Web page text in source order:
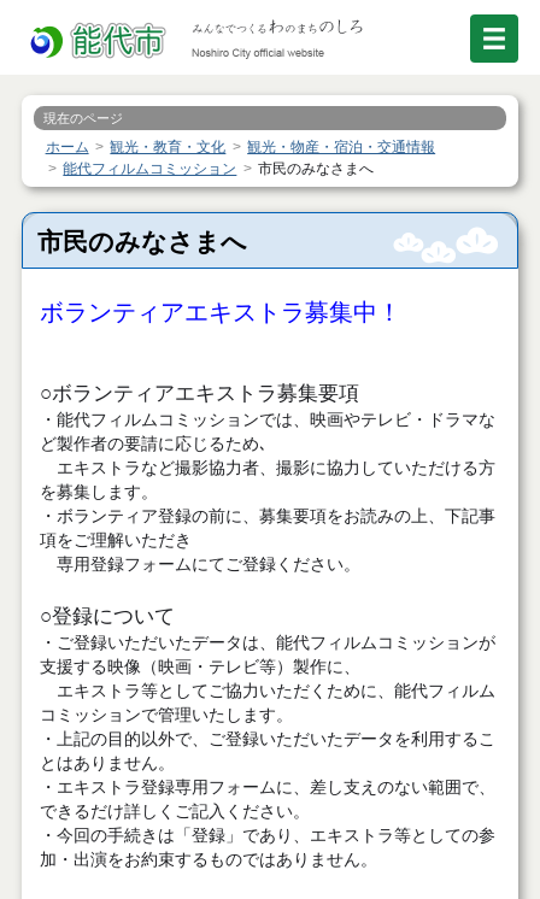
現在のページ
ホーム 観光・教育・文化
観光・物産・宿泊・交通情報
能代フィルムコミッション
市民のみなさまへ
市民のみなさまへ
ボランティアエキストラ募集中！
○ボランティアエキストラ募集要項
・能代フィルムコミッションでは、映画やテレビ・ドラマな
ど製作者の要請に応じるため､
エキストラなど撮影協力者、撮影に協力していただける方
を募集します。
・ボランティア登録の前に、募集要項をお読みの上、下記事
項をご理解いただき
専用登録フォームにてご登録ください。
○登録について
・ご登録いただいたデータは、能代フィルムコミッションが
支援する映像（映画・テレビ等）製作に、
エキストラ等としてご協力いただくために、能代フィルム
コミッションで管理いたします。
・上記の目的以外で、ご登録いただいたデータを利用するこ
とはありません。
・エキストラ登録専用フォームに、差し支えのない範囲で、
できるだけ詳しくご記入ください。
・今回の手続きは「登録」であり、エキストラ等としての参
加・出演をお約束するものではありません。